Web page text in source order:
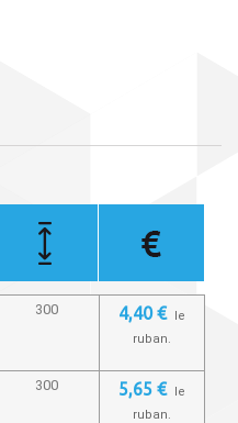
300 4,40 € le
ruban.
300 5,65 € le
ruban.